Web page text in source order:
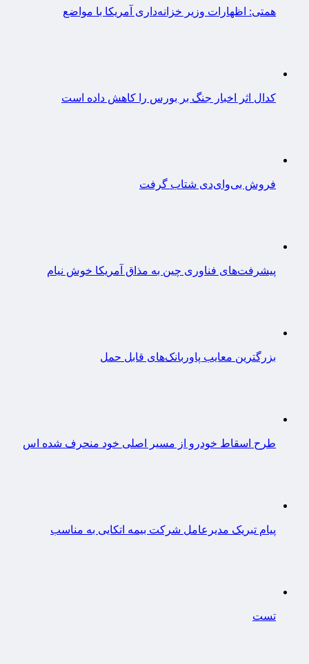
همتی: اظهارات وزیر خزانه‌داری آمریکا با مواضع
کدال اثر اخبار جنگ بر بورس را کاهش داده است
فروش بی‌وای‌دی شتاب گرفت
پیشرفت‌های فناوری چین به مذاق آمریکا خوش نیام
بزرگترین معایب پاوربانک‌های قابل حمل
طرح اسقاط خودرو از مسیر اصلی خود منحرف شده اس
پیام تبریک مدیرعامل شرکت بیمه اتکایی به مناسب
تست